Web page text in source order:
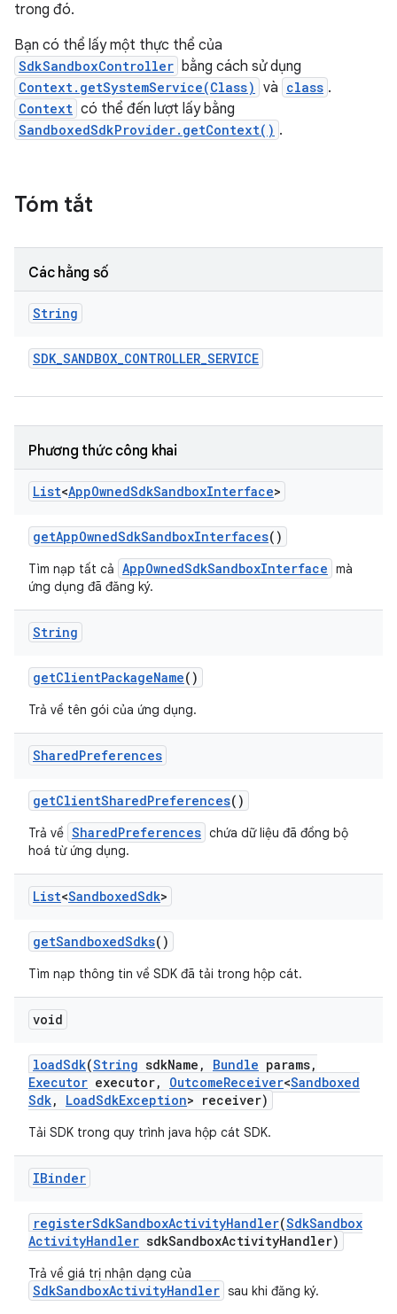
trong đó.
Bạn có thể lấy một thực thể của
SdkSandboxController bằng cách sử dụng
Context.getSystemService(Class) và class .
Context có thể đến lượt lấy bằng
SandboxedSdkProvider.getContext() .
Tóm tắt
Các hằng số
String
SDK_SANDBOX_CONTROLLER_SERVICE
Phương thức công khai
List<AppOwnedSdkSandboxInterface>
getAppOwnedSdkSandboxInterfaces()
Tìm nạp tất cả AppOwnedSdkSandboxInterface mà
ứng dụng đã đăng ký.
String
getClientPackageName()
Trả về tên gói của ứng dụng.
SharedPreferences
getClientSharedPreferences()
Trả về SharedPreferences chứa dữ liệu đã đồng bộ
hoá từ ứng dụng.
List<SandboxedSdk>
getSandboxedSdks()
Tìm nạp thông tin về SDK đã tải trong hộp cát.
void
loadSdk(String sdkName , Bundle params,
Executor executor, OutcomeReceiver<Sandboxed
Sdk, LoadSdkException> receiver)
Tải SDK trong quy trình java hộp cát SDK.
IBinder
registerSdkSandboxActivityHandler(SdkSandbox
ActivityHandler sdkSandboxActivityHandler)
Trả về giá trị nhận dạng của
SdkSandboxActivityHandler sau khi đăng ký.